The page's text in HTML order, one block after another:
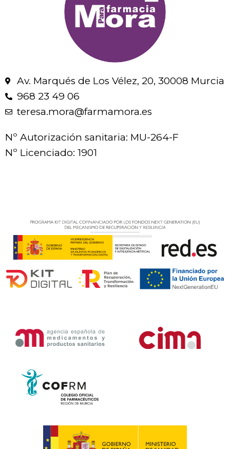
Av. Marqués de Los Vélez, 20, 30008 Murcia
968 23 49 06
teresa.mora@farmamora.es
Nº Autorización sanitaria: MU-264-F
Nº Licenciado: 1901